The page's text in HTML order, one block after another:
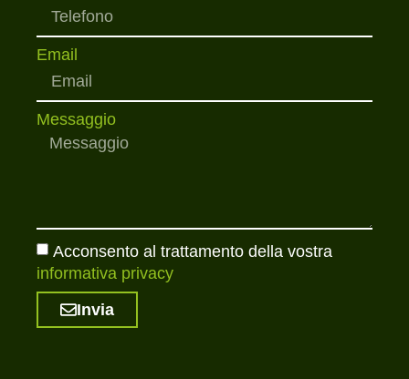
Email
Messaggio
Acconsento al trattamento della vostra
informativa privacy
Invia